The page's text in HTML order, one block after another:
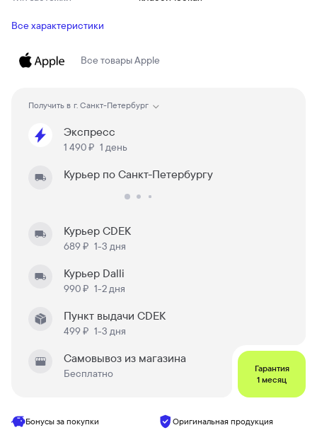
Все характеристики
Все товарыApple
Получить в г. Санкт-Петербург
Экспресс
1 490 ₽ 1 день
Курьер по Санкт-Петербургу
Курьер CDEK
689 ₽ 1-3 дня
Курьер Dalli
990 ₽ 1-2 дня
Пункт выдачи CDEK
499 ₽ 1-3 дня
Самовывоз из магазина
Бесплатно
Гарантия
1 месяц
Бонусы за покупки Оригинальная продукция